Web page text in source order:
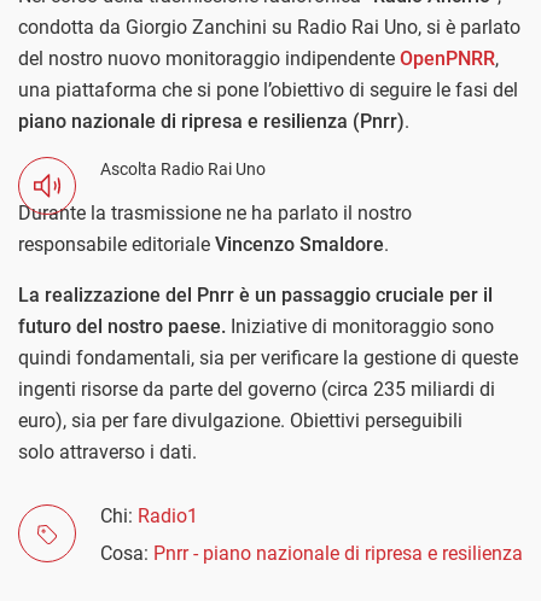
condotta da Giorgio Zanchini su Radio Rai Uno, si è parlato
del nostro nuovo monitoraggio indipendente OpenPNRR,
una piattaforma che si pone l’obiettivo di seguire le fasi del
piano nazionale di ripresa e resilienza (Pnrr).
Ascolta Radio Rai Uno
Durante la trasmissione ne ha parlato il nostro
responsabile editoriale Vincenzo Smaldore.
La realizzazione del Pnrr è un passaggio cruciale per il
futuro del nostro paese. Iniziative di monitoraggio sono
quindi fondamentali, sia per verificare la gestione di queste
ingenti risorse da parte del governo (circa 235 miliardi di
euro), sia per fare divulgazione. Obiettivi perseguibili
solo attraverso i dati.
Chi: Radio1
Cosa: Pnrr - piano nazionale di ripresa e resilienza